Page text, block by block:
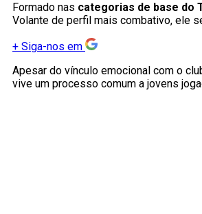
Formado nas categorias de base do
Volante de perfil mais combativo, ele
+ Siga-nos em
Apesar do vínculo emocional com o
vive um processo comum a jovens